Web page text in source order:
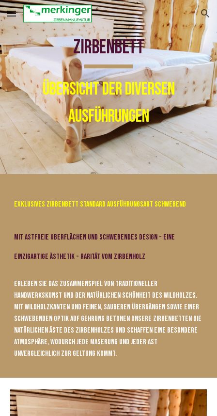
Skip to main content Skip to navigation
Zirbenbett
Übersicht der diversen
Ausführungen
Exklusives Zirbenbett Standard Ausführungsart schwebend
mitAstfreie Oberflächen und schwebendes Design - Eine
einzigartige Ästhetik - Rarität vom Zirbenholz
Erleben Sie das Zusammenspiel von traditioneller
Handwerkskunst und der natürlichen Schönheit des Wildholzes.
Mit Wildholzkanten und feinen, sauberen Übergängen sowie einer
schwebenden Optik auf Gehrung betonen unsere Zirbenbetten die
natürlichen Äste des Zirbenholzes und schaffen eine besondere
Atmosphäre, wodurch jede Maserung und jeder Ast
unvergleichlich zur Geltung kommt.